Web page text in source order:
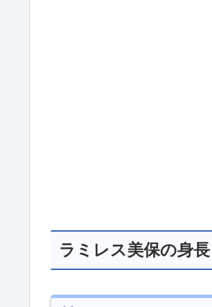
ラミレス美保の身長